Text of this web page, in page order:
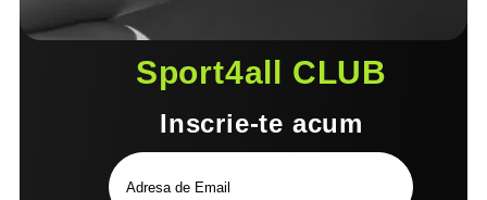
Sport4all CLUB
Inscrie-te acum